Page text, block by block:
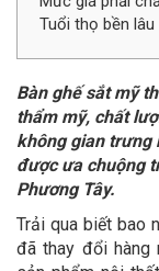
Tuổi thọ bền lâu
Bàn ghế sắt mỹ
thẩm mỹ, chất
không gian trưng
được ưa chuộng
Phương Tây.
Trải qua biết bao
đã thay đổi hàng